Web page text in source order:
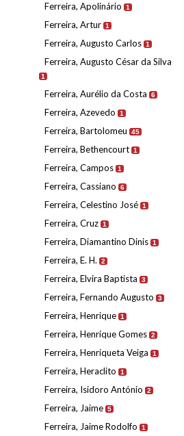
Ferreira, Apolinário 1
Ferreira, Artur 1
Ferreira, Augusto Carlos 1
Ferreira, Augusto César da Silva
1
Ferreira, Aurélio da Costa 6
Ferreira, Azevedo 1
Ferreira, Bartolomeu 45
Ferreira, Bethencourt 1
Ferreira, Campos 1
Ferreira, Cassiano 6
Ferreira, Celestino José 1
Ferreira, Cruz 1
Ferreira, Diamantino Dinis 1
Ferreira, E. H. 2
Ferreira, Elvira Baptista 3
Ferreira, Fernando Augusto 3
Ferreira, Henrique 1
Ferreira, Henrique Gomes 2
Ferreira, Henriqueta Veiga 1
Ferreira, Heraclito 1
Ferreira, Isidoro António 2
Ferreira, Jaime 5
Ferreira, Jaime Rodolfo 1